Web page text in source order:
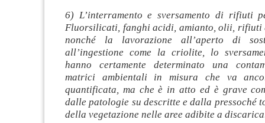
6) L’interramento e sversamento di rifiuti
Fluorsilicati, fanghi acidi, amianto, olii, rifiuti
nonché la lavorazione all’aperto di
all’ingestione come la criolite, lo
hanno certamente determinato una
matrici ambientali in misura che va
quantificata, ma che è in atto ed è grave
dalle patologie su descritte e dalla pressoché
della vegetazione nelle aree adibite a